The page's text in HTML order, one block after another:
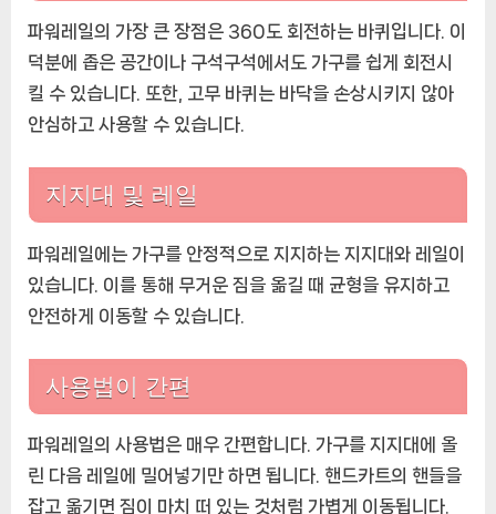
파워레일의 가장 큰 장점은 360도 회전하는 바퀴입니다. 이
덕분에 좁은 공간이나 구석구석에서도 가구를 쉽게 회전시
킬 수 있습니다. 또한, 고무 바퀴는 바닥을 손상시키지 않아
안심하고 사용할 수 있습니다.
지지대 및 레일
파워레일에는 가구를 안정적으로 지지하는 지지대와 레일이
있습니다. 이를 통해 무거운 짐을 옮길 때 균형을 유지하고
안전하게 이동할 수 있습니다.
사용법이 간편
파워레일의 사용법은 매우 간편합니다. 가구를 지지대에 올
린 다음 레일에 밀어넣기만 하면 됩니다. 핸드카트의 핸들을
잡고 옮기면 짐이 마치 떠 있는 것처럼 가볍게 이동됩니다.